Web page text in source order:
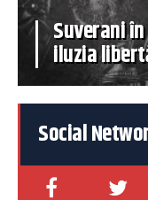
Suverani
iluzia
Social